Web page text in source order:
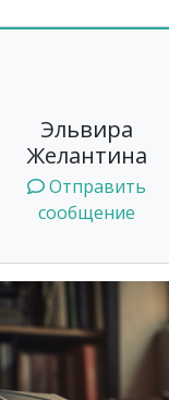
Эльвира
Желантина
Отправить
сообщение